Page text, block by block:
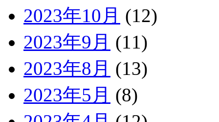
2023年10月 (12)
2023年9月 (11)
2023年8月 (13)
2023年5月 (8)